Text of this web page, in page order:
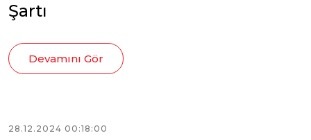
Şartı
Devamını Gör
28.12.2024 00:18:00